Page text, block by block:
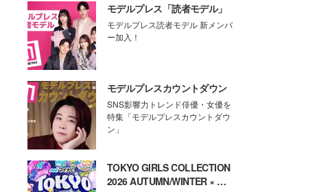
モデルプレス「読者モデル」
モデルプレス読者モデル 新メンバ
ー加入！
モデルプレスカウントダウン
SNS影響力トレンド俳優・女優を
特集「モデルプレスカウントダウ
ン」
TOKYO GIRLS COLLECTION
2026 AUTUMN/WINTER × モ